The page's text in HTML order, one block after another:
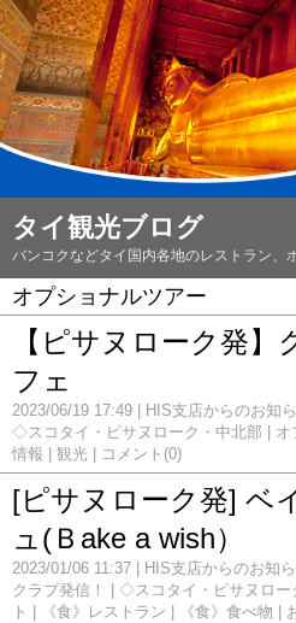
タイ観光ブログ
バンコクなどタイ国内各地のレストラン、
オプショナルツアー
【ピサヌローク発】
フェ
2023/06/19 17:49 HIS支店からのお知
◇スコタイ・ピサヌローク・中北部
オ
情報
観光 コメント(0)
[ピサヌローク発] ベ
ュ(Ｂake a wish）
2023/01/06 11:37 HIS支店からのお知
クラブ発信！
◇スコタイ・ピサヌロー
ト
《食》レストラン 《食》食べ物